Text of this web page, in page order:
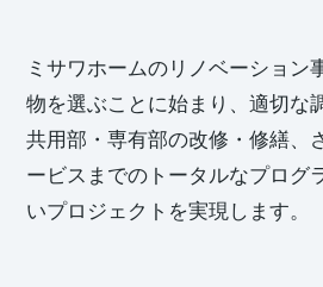
ミサワホームのリノベーション
物を選ぶことに始まり、適切な
共用部・専有部の改修・修繕、
ービスまでのトータルなプログ
いプロジェクトを実現します。